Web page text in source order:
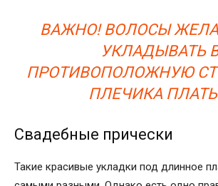
ВАЖНО! ВОЛОСЫ
УКЛАДЫВАТЬ
ПРОТИВОПОЛОЖНУЮ
ПЛЕЧИКА
Свадебные прически
Такие красивые укладки под длинное